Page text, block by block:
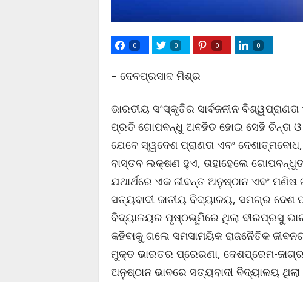
0 0 0 0
– ଦେବପ୍ରସାଦ ମିଶ୍ର
ଭାରତୀୟ ସଂସ୍କୃତିର ସାର୍ବଜନୀନ
ପ୍ରତି ଗୋପବନ୍ଧୁ ଅବହିତ ହୋଇ ସେହି ଚିନ୍ତା
ଯେବେ ସ୍ୱଦେଶ ପ୍ରାଣତା ଏବଂ
ବାସ୍ତବ ଲକ୍ଷଣ ହୁଏ, ତାହାହେଲେ
ଯଥାର୍ଥରେ ଏକ ଜୀବନ୍ତ ଅନୁଷ୍ଠାନ ଏବଂ ମଣିଷ
ସତ୍ୟବାଦୀ ଜାତୀୟ ବିଦ୍ୟାଳୟ, ସମଗ୍ର ଦେଶ
ବିଦ୍ୟାଳୟର ପୃଷ୍ଠଭୂମିରେ ଥିଲା ବୀରପ୍ରସୁ
କହିବାକୁ ଗଲେ ସମସାମୟିକ ରାଜନୈତିକ
ମୁକ୍ତ ଭାରତର ପ୍ରେରଣା, ଦେଶପ୍ରେମ-
ଅନୁଷ୍ଠାନ ଭାବରେ ସତ୍ୟବାଦୀ ବିଦ୍ୟାଳୟ